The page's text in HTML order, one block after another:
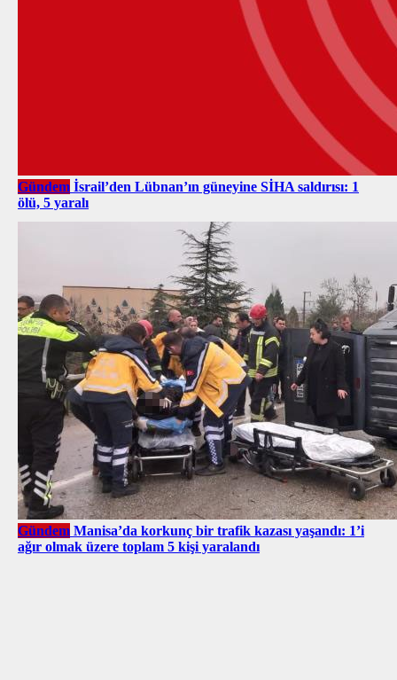
Gündem İsrail’den Lübnan’ın güneyine SİHA saldırısı: 1
ölü, 5 yaralı
Gündem Manisa’da korkunç bir trafik kazası yaşandı: 1’i
ağır olmak üzere toplam 5 kişi yaralandı